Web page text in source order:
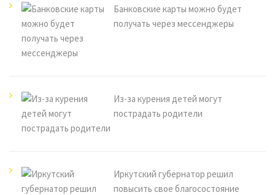
Банковские карты можно будет
получать через мессенджеры
Из-за курения детей могут
пострадать родители
Иркутский губернатор решил
повысить свое благосостояние